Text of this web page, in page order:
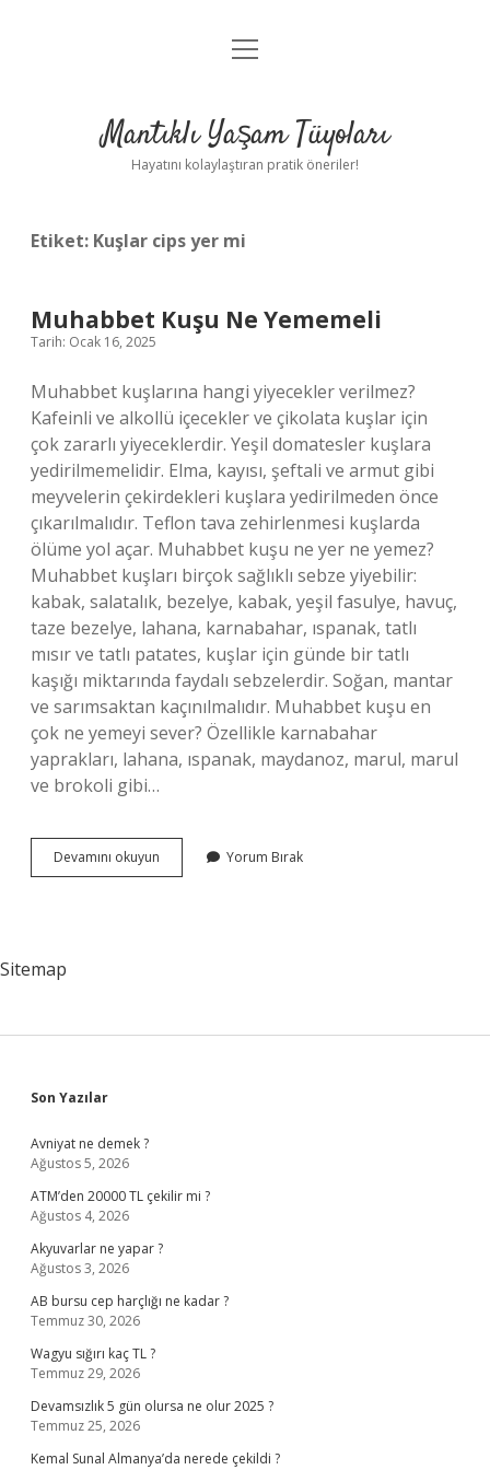
Anasayfa
Yasal Uyarı
menüyü
Mantıklı Yaşam Tüyoları
Hayatını kolaylaştıran pratik öneriler!
Etiket: Kuşlar cips yer mi
Muhabbet Kuşu Ne Yememeli
Tarih: Ocak 16, 2025
Muhabbet kuşlarına hangi yiyecekler verilmez?
Kafeinli ve alkollü içecekler ve çikolata kuşlar için
çok zararlı yiyeceklerdir. Yeşil domatesler kuşlara
yedirilmemelidir. Elma, kayısı, şeftali ve armut gibi
meyvelerin çekirdekleri kuşlara yedirilmeden önce
çıkarılmalıdır. Teflon tava zehirlenmesi kuşlarda
ölüme yol açar. Muhabbet kuşu ne yer ne yemez?
Muhabbet kuşları birçok sağlıklı sebze yiyebilir:
kabak, salatalık, bezelye, kabak, yeşil fasulye, havuç,
taze bezelye, lahana, karnabahar, ıspanak, tatlı
mısır ve tatlı patates, kuşlar için günde bir tatlı
kaşığı miktarında faydalı sebzelerdir. Soğan, mantar
ve sarımsaktan kaçınılmalıdır. Muhabbet kuşu en
çok ne yemeyi sever? Özellikle karnabahar
yaprakları, lahana, ıspanak, maydanoz, marul, marul
ve brokoli gibi…
Devamını okuyun Muhabbet
Kuşu
Yorum Bırak
Sitemap
Sidebar
Son Yazılar
Avniyat ne demek ?
Ağustos 5, 2026
ATM’den 20000 TL çekilir mi ?
Ağustos 4, 2026
Akyuvarlar ne yapar ?
Ağustos 3, 2026
AB bursu cep harçlığı ne kadar ?
Temmuz 30, 2026
Wagyu sığırı kaç TL ?
Temmuz 29, 2026
Devamsızlık 5 gün olursa ne olur 2025 ?
Temmuz 25, 2026
Kemal Sunal Almanya’da nerede çekildi ?